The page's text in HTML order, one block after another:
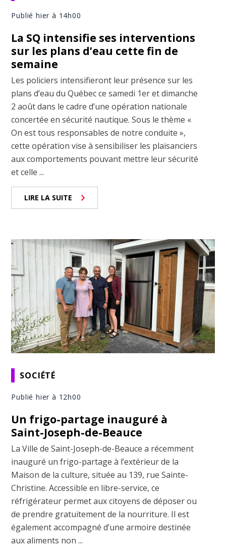
Publié hier à 14h00
La SQ intensifie ses interventions
sur les plans d’eau cette fin de
semaine
Les policiers intensifieront leur présence sur les
plans d’eau du Québec ce samedi 1er et dimanche
2 août dans le cadre d’une opération nationale
concertée en sécurité nautique. Sous le thème «
On est tous responsables de notre conduite »,
cette opération vise à sensibiliser les plaisanciers
aux comportements pouvant mettre leur sécurité
et celle ...
LIRE LA SUITE
SOCIÉTÉ
Publié hier à 12h00
Un frigo-partage inauguré à
Saint-Joseph-de-Beauce
La Ville de Saint-Joseph-de-Beauce a récemment
inauguré un frigo-partage à l’extérieur de la
Maison de la culture, située au 139, rue Sainte-
Christine. Accessible en libre-service, ce
réfrigérateur permet aux citoyens de déposer ou
de prendre gratuitement de la nourriture. Il est
également accompagné d’une armoire destinée
aux aliments non ...